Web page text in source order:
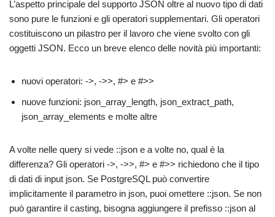
L’aspetto principale del supporto JSON oltre al nuovo tipo di dati
sono pure le funzioni e gli operatori supplementari. Gli operatori
costituiscono un pilastro per il lavoro che viene svolto con gli
oggetti JSON. Ecco un breve elenco delle novità più importanti:
nuovi operatori: ->, ->>, #> e #>>
nuove funzioni: json_array_length, json_extract_path,
json_array_elements e molte altre
A volte nelle query si vede ::json e a volte no, qual è la
differenza? Gli operatori ->, ->>, #> e #>> richiedono che il tipo
di dati di input json. Se PostgreSQL può convertire
implicitamente il parametro in json, puoi omettere ::json. Se non
può garantire il casting, bisogna aggiungere il prefisso ::json al